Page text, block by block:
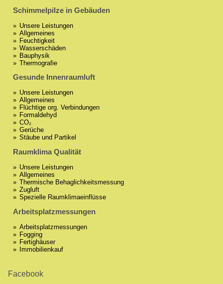
Schimmelpilze in Gebäuden
Unsere Leistungen
Allgemeines
Feuchtigkeit
Wasserschäden
Bauphysik
Thermografie
Gesunde Innenraumluft
Unsere Leistungen
Allgemeines
Flüchtige org. Verbindungen
Formaldehyd
CO₂
Gerüche
Stäube und Partikel
Raumklima Qualität
Unsere Leistungen
Allgemeines
Thermische Behaglichkeitsmessung
Zugluft
Spezielle Raumklimaeinflüsse
Arbeitsplatzmessungen
Arbeitsplatzmessungen
Fogging
Fertighäuser
Immobilienkauf
Facebook